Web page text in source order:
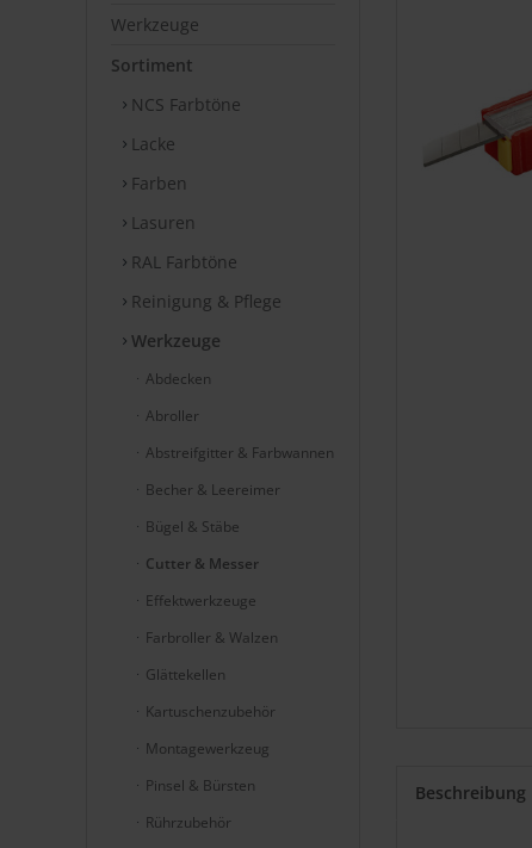
Werkzeuge
Sortiment
NCS Farbtöne
Lacke
Farben
Lasuren
RAL Farbtöne
Reinigung & Pflege
Werkzeuge
Abdecken
Abroller
Abstreifgitter & Farbwannen
Becher & Leereimer
Bügel & Stäbe
Cutter & Messer
Effektwerkzeuge
Farbroller & Walzen
Glättekellen
Kartuschenzubehör
Montagewerkzeug
Pinsel & Bürsten
Rührzubehör
Beschreibung